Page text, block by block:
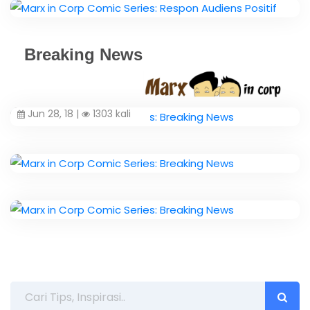
Breaking News
Jun 28, 18 | 1303 kali